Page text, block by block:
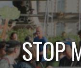
STOP